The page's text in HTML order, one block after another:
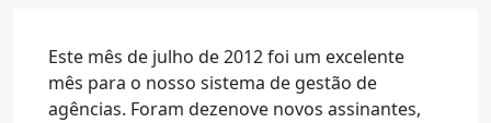
Este mês de julho de 2012 foi um excelente
mês para o nosso sistema de gestão de
agências. Foram dezenove novos assinantes,